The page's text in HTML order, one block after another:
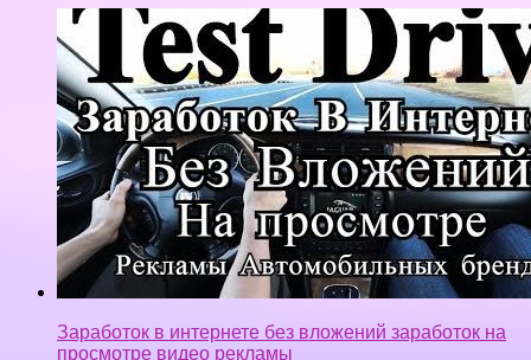
Заработок в интернете без вложений заработок на
просмотре видео рекламы